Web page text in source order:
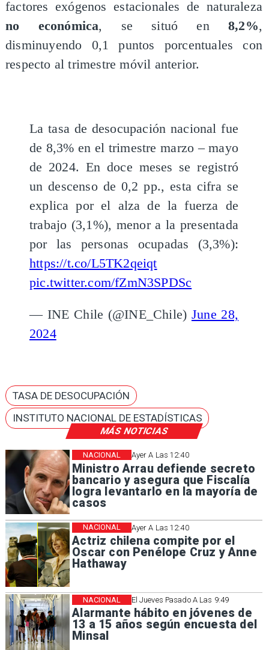
MÁS NOTICIAS
Ayer A Las 12:40
Ministro Arrau defiende secreto
bancario y asegura que Fiscalía
logra levantarlo en la mayoría de
casos
NACIONAL
Ayer A Las 12:40
Actriz chilena compite por el
Oscar con Penélope Cruz y Anne
Hathaway
NACIONAL
El Jueves Pasado A Las 9:49
Alarmante hábito en jóvenes de
13 a 15 años según encuesta del
Minsal
NACIONAL
factores exógenos estacionales de naturaleza
no económica, se situó en8,2%,
disminuyendo 0,1 puntos porcentuales con
respecto al trimestre móvil anterior.
La tasa de desocupación nacional fue
de 8,3% en el trimestre marzo – mayo
de 2024. En doce meses se registró
un descenso de 0,2 pp., esta cifra se
explica por el alza de la fuerza de
trabajo (3,1%), menor a la presentada
por las personas ocupadas (3,3%):
https://t.co/L5TK2qeiqt
pic.twitter.com/fZmN3SPDSc
— INE Chile (@INE_Chile) June 28,
2024
TASA DE DESOCUPACIÓN
INSTITUTO NACIONAL DE ESTADÍSTICAS